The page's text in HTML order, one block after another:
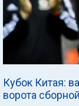
Кубок Китая:
ворота